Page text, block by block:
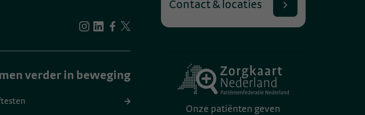
Contact & locaties
verder in beweging
Onze patiënten geven